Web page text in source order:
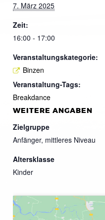
7. März 2025
Zeit:
16:00 - 17:00
Veranstaltungskategorie:
Binzen
Veranstaltung-Tags:
Breakdance
WEITERE ANGABEN
Zielgruppe
Anfänger, mittleres Niveau
Altersklasse
Kinder